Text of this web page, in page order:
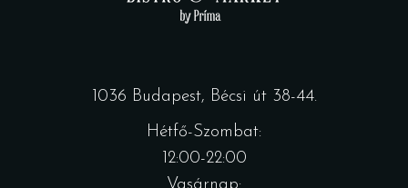
1036 Budapest, Bécsi út 38-44.
Hétfő-Szombat:
12:00-22:00